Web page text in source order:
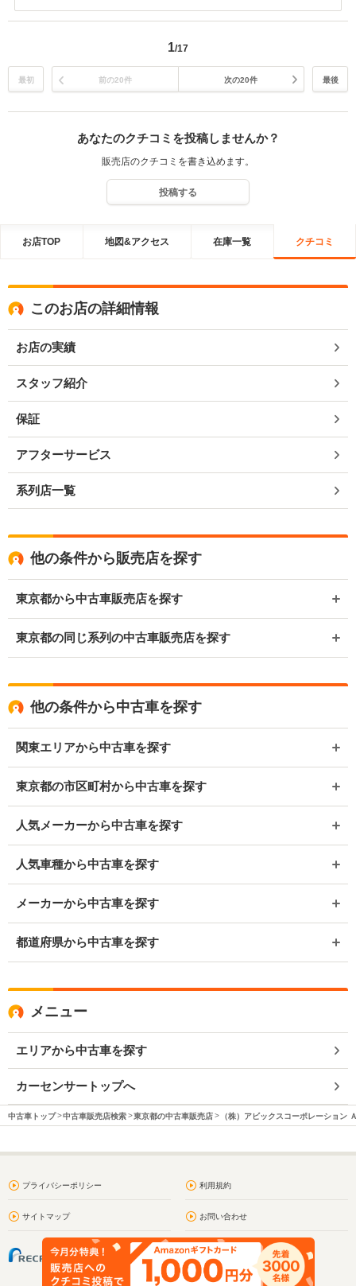
施工をさせて頂きましたコーティングは下地からしっかりと仕上げを
す。 また車検時のコーティングメンテナンスも承っておりますのでお
気軽にご相談下さい。 今後とも末永いお付き合いのほどどうぞ宜しく
お願い致します。
1/17
最初 前の20件 次の20件 最後
あなたのクチコミを投稿しませんか？
販売店のクチコミを書き込めます。
投稿する
お店TOP 地図&アクセス 在庫一覧 クチコミ
このお店の詳細情報
お店の実績
スタッフ紹介
保証
アフターサービス
系列店一覧
他の条件から販売店を探す
東京都から中古車販売店を探す
東京都の同じ系列の中古車販売店を探す
他の条件から中古車を探す
関東エリアから中古車を探す
東京都の市区町村から中古車を探す
人気メーカーから中古車を探す
人気車種から中古車を探す
メーカーから中古車を探す
都道府県から中古車を探す
メニュー
エリアから中古車を探す
カーセンサートップへ
中古車トップ 中古車販売店検索 東京都の中古車販売店 （株）アビックスコーポレーショ
プライバシーポリシー 利用規約
サイトマップ お問い合わせ